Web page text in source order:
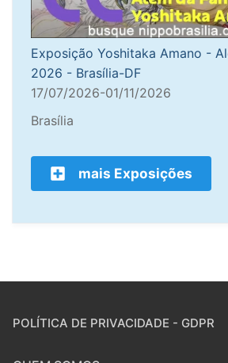
Exposição Yoshitaka Amano -
2026 - Brasília-DF
17/07/2026-01/11/2026
Brasília
mais Exposições
POLÍTICA DE PRIVACIDADE - GDPR